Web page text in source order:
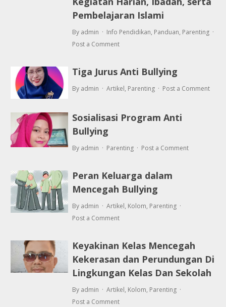
Pembelajaran Islami
By admin Info Pendidikan, Panduan, Parenting
Post a Comment
Tiga Jurus Anti Bullying
By admin Artikel, Parenting Post a Comment
Sosialisasi Program Anti
Bullying
By admin Parenting Post a Comment
Peran Keluarga dalam
Mencegah Bullying
By admin Artikel, Kolom, Parenting
Post a Comment
Keyakinan Kelas Mencegah
Kekerasan dan Perundungan Di
Lingkungan Kelas Dan Sekolah
By admin Artikel, Kolom, Parenting
Post a Comment